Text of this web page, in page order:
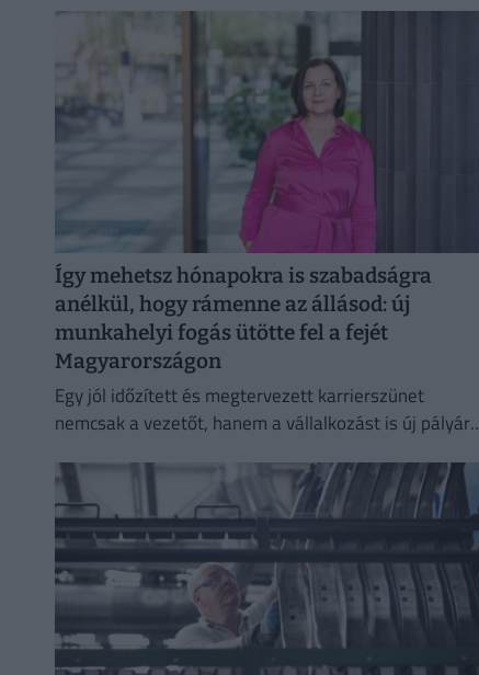
Így mehetsz hónapokra is szabadságra
anélkül, hogy rámenne az állásod: új
munkahelyi fogás ütötte fel a fejét
Magyarországon
Egy jól időzített és megtervezett karrierszünet
nemcsak a vezetőt, hanem a vállalkozást is új pályára